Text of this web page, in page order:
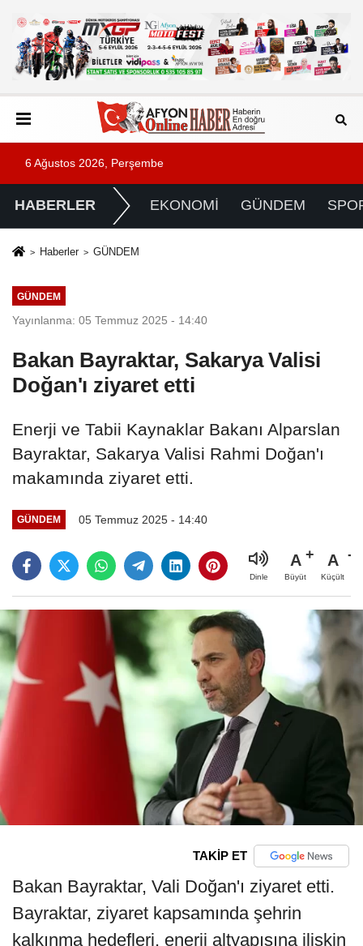
6 Ağustos 2026, Perşembe
HABERLER EKONOMİ GÜNDEM
Haberler GÜNDEM
GÜNDEM
Yayınlanma: 05 Temmuz 2025 - 14:40
Bakan Bayraktar, Sakarya Valisi
Doğan'ı ziyaret etti
Enerji ve Tabii Kaynaklar Bakanı Alparslan
Bayraktar, Sakarya Valisi Rahmi Doğan'ı
makamında ziyaret etti.
GÜNDEM 05 Temmuz 2025 - 14:40
Dinle
A
Büyüt
A
Küçült
TAKİP ET
Bakan Bayraktar, Vali Doğan'ı ziyaret etti.
Bayraktar, ziyaret kapsamında şehrin
kalkınma hedefleri, enerji altyapısına ilişkin